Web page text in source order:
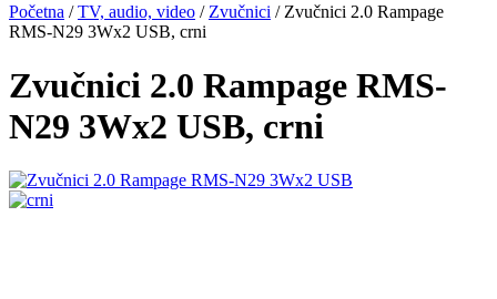
Početna /TV, audio, video / Zvučnici / Zvučnici 2.0 Rampage
RMS-N29 3Wx2 USB, crni
Zvučnici 2.0 Rampage RMS-
N29 3Wx2 USB, crni